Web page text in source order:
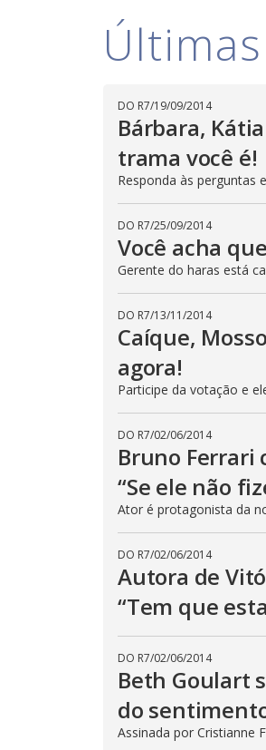
Últimas
DO R7/19/09/2014
Bárbara,
trama você é!
Responda às perguntas
DO R7/25/09/2014
Você acha
Gerente do haras está
DO R7/13/11/2014
Caíque,
agora!
Participe da votação e
DO R7/02/06/2014
Bruno Ferrari
“Se ele não
Ator é protagonista da
DO R7/02/06/2014
Autora de
“Tem que
DO R7/02/06/2014
Beth Goulart
do
Assinada por Cristianne